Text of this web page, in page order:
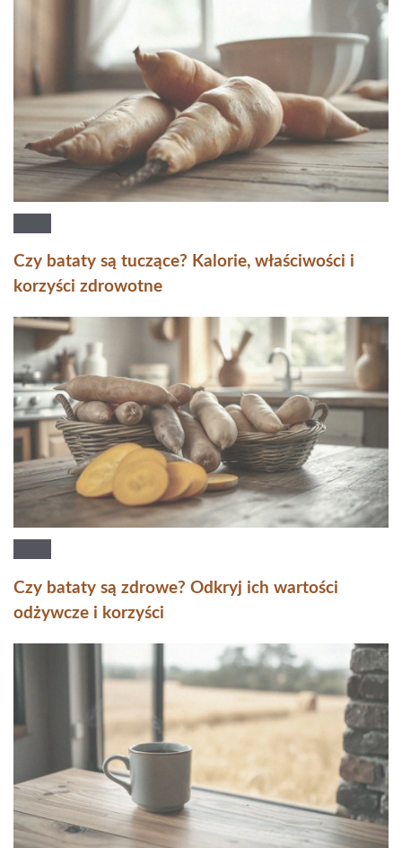
Czy bataty są tuczące? Kalorie, właściwości i
korzyści zdrowotne
Czy bataty są zdrowe? Odkryj ich wartości
odżywcze i korzyści